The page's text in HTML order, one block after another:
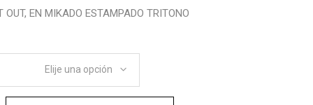
OUT, EN MIKADO ESTAMPADO TRITONO
Elije una opción